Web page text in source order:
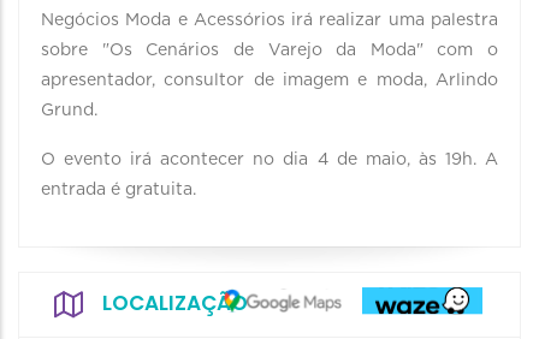
Negócios Moda e Acessórios irá realizar uma palestra
sobre "Os Cenários de Varejo da Moda" com o
apresentador, consultor de imagem e moda, Arlindo
Grund.
O evento irá acontecer no dia 4 de maio, às 19h. A
entrada é gratuita.
LOCALIZAÇÃO